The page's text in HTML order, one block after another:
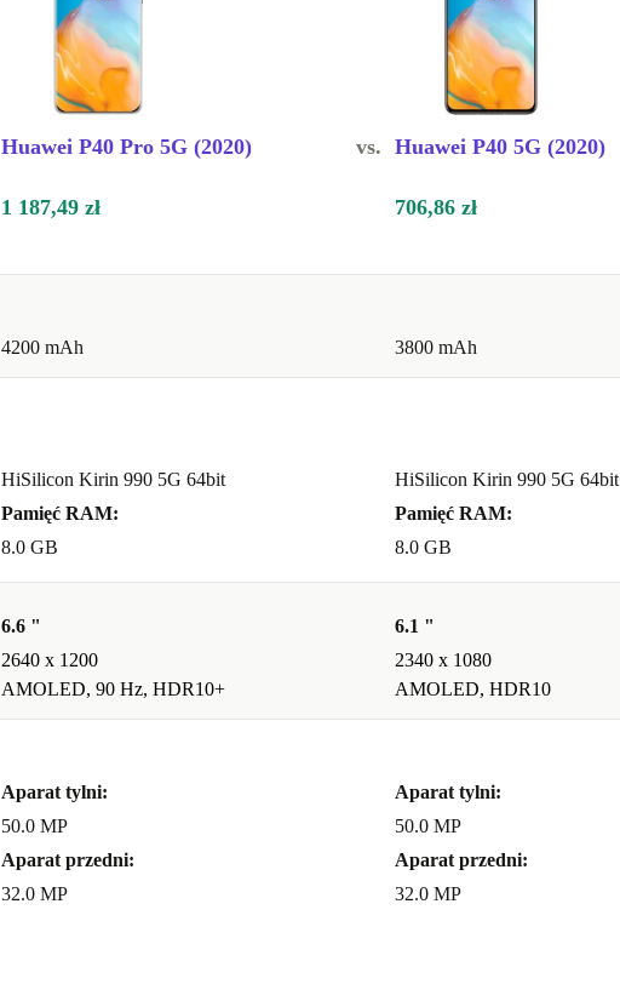
Huawei P40 Pro 5G (2020) vs. Huawei P40 5G (2020)
1 187,49 zł 706,86 zł
4200 mAh 3800 mAh
HiSilicon Kirin 990 5G 64bit
Pamięć RAM:
8.0 GB
HiSilicon Kirin 990 5G 64bit
Pamięć RAM:
8.0 GB
6.6 "
2640 x 1200
AMOLED, 90 Hz, HDR10+
6.1 "
2340 x 1080
AMOLED, HDR10
Aparat tylni:
50.0 MP
Aparat przedni:
32.0 MP
Aparat tylni:
50.0 MP
Aparat przedni:
32.0 MP